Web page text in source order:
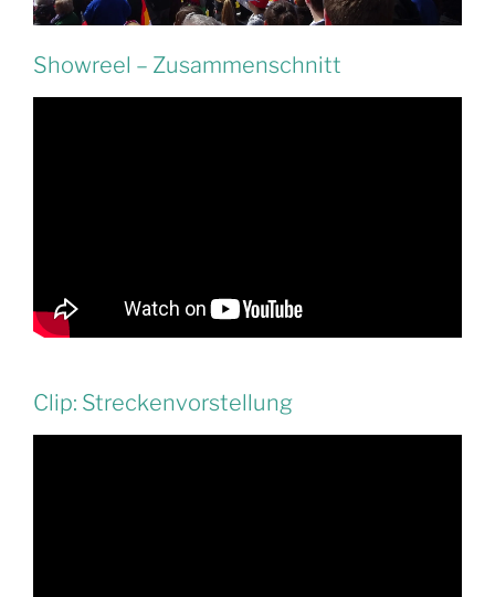
Showreel – Zusammenschnitt
Clip: Streckenvorstellung